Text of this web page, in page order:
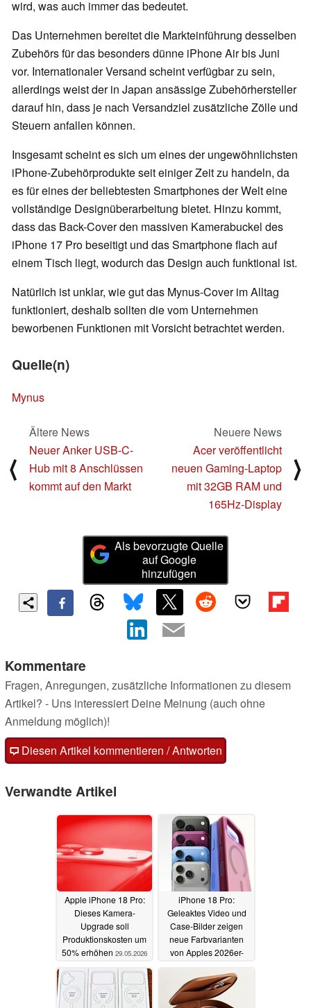
wird, was auch immer das bedeutet.
Das Unternehmen bereitet die Markteinführung desselben
Zubehörs für das besonders dünne iPhone Air bis Juni
vor. Internationaler Versand scheint verfügbar zu sein,
allerdings weist der in Japan ansässige Zubehörhersteller
darauf hin, dass je nach Versandziel zusätzliche Zölle und
Steuern anfallen können.
Insgesamt scheint es sich um eines der ungewöhnlichsten
iPhone-Zubehörprodukte seit einiger Zeit zu handeln, da
es für eines der beliebtesten Smartphones der Welt eine
vollständige Designüberarbeitung bietet. Hinzu kommt,
dass das Back-Cover den massiven Kamerabuckel des
iPhone 17 Pro beseitigt und das Smartphone flach auf
einem Tisch liegt, wodurch das Design auch funktional ist.
Natürlich ist unklar, wie gut das Mynus-Cover im Alltag
funktioniert, deshalb sollten die vom Unternehmen
beworbenen Funktionen mit Vorsicht betrachtet werden.
Quelle(n)
Mynus
⟨
Ältere News
Neuer Anker USB-C-
Hub mit 8 Anschlüssen
kommt auf den Markt
Neuere News
Acer veröffentlicht
neuen Gaming-Laptop
mit 32GB RAM und
165Hz-Display
⟩
Als bevorzugte Quelle
auf Google
hinzufügen
Kommentare
Fragen, Anregungen, zusätzliche Informationen zu diesem
Artikel? - Uns interessiert Deine Meinung (auch ohne
Anmeldung möglich)!
Diesen Artikel kommentieren / Antworten
Verwandte Artikel
Apple iPhone 18 Pro:
Dieses Kamera-
Upgrade soll
Produktionskosten um
50% erhöhen 29.05.2026
iPhone 18 Pro:
Geleaktes Video und
Case-Bilder zeigen
neue Farbvarianten
von Apples 2026er-
25.05.2026